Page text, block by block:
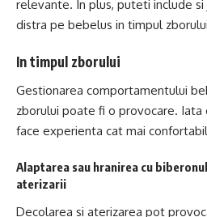
relevante. In plus, puteti include
distra pe bebelus in timpul
In timpul zborului
Gestionarea comportamentului
zborului poate fi o provocare.
face experienta cat mai
Alaptarea sau hranirea cu
aterizarii
Decolarea si aterizarea pot